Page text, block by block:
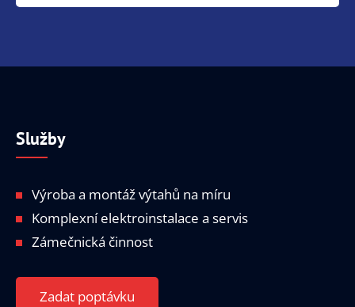
Služby
Výroba a montáž výtahů na míru
Komplexní elektroinstalace a servis
Zámečnická činnost
Zadat poptávku